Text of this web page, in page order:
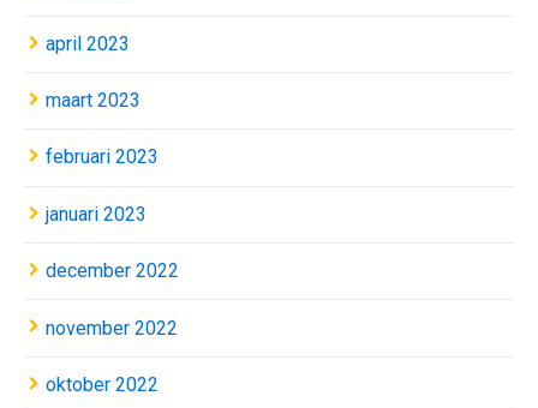
april 2023
maart 2023
februari 2023
januari 2023
december 2022
november 2022
oktober 2022